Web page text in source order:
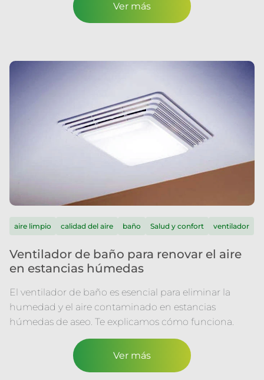
Ver más
aire limpio calidad del aire baño Salud y confort ventilador
Ventilador de baño para renovar el aire
en estancias húmedas
El ventilador de baño es esencial para eliminar la
humedad y el aire contaminado en estancias
húmedas de aseo. Te explicamos cómo funciona.
Ver más